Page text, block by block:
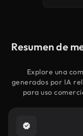
Resumen de
Explore una
generados por IA
para uso